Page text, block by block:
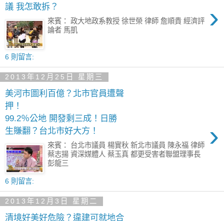
議 我怎敢拆？
›
來賓： 政大地政系教授 徐世榮 律師 詹順貴 經濟評
論者 馬凱
6 則留言:
2013年12月25日 星期三
美河市圖利百億？北市官員遭聲
押！
99.2％公地 開發剩三成！日勝
生賺翻？台北市好大方！
›
來賓： 台北市議員 楊實秋 新北市議員 陳永福 律師
蔡志揚 資深媒體人 蔡玉真 都更受害者聯盟理事長
彭龍三
6 則留言:
2013年12月3日 星期二
清境好美好危險？違建可就地合